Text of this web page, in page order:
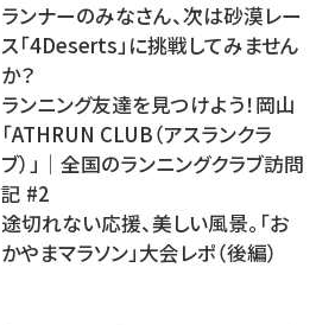
ランナーのみなさん、次は砂漠レー
ス「4Deserts」に挑戦してみません
か？
ランニング友達を見つけよう！岡山
「ATHRUN CLUB（アスランクラ
ブ）」│全国のランニングクラブ訪問
記 #2
途切れない応援、美しい風景。「お
かやまマラソン」大会レポ（後編）